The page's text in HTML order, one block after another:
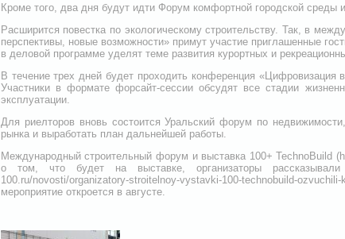
Кроме того, два дня будут идти Форум комфортной городской среды
Расширится повестка по экологическому строительству. Так, в
перспективы, новые возможности» примут участие приглашенные
в деловой программе уделят теме развития курортных и
В течение трех дней будет проходить конференция
Участники в формате форсайт-сессии обсудят все стадии
эксплуатации.
Для риелторов вновь состоится Уральский форум по
рынка и выработать план дальнейшей работы.
Международный строительный форум и выставка 100+ TechnoBuild
о том, что будет на выставке, организаторы
100.ru/novosti/organizatory-stroitelnoy-vystavki-100-technobuild-
мероприятие откроется в августе.